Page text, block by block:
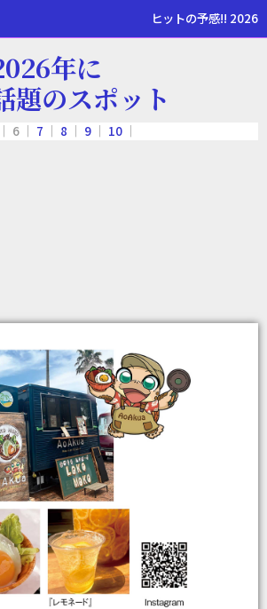
ヒットの予感!! 2026
年に
題のスポット
｜ 6 ｜ 7 8 9 10